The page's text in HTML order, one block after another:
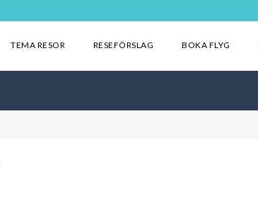
TEMA RESOR RESEFÖRSLAG BOKA FLYG